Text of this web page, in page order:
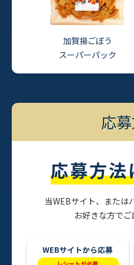
加賀揚ごぼう
スーパーパック
応
応募方法
当WEBサイト、または
お好きな方でご